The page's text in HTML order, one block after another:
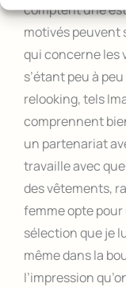
comptent une
motivés peuvent
qui concerne les
s’étant peu à
relooking, tels
comprennent
un partenariat
travaille avec
des vêtements,
femme opte
sélection que je
même dans la
l’impression